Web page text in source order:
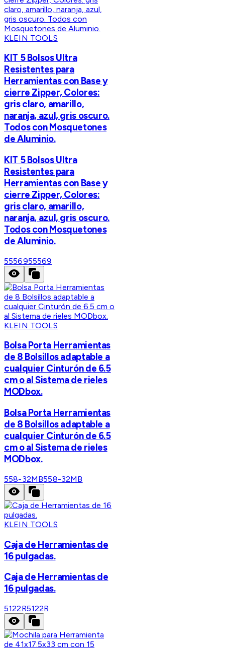
KLEIN TOOLS
KIT 5 Bolsos Ultra
Resistentes para
Herramientas con Base y
cierre Zipper, Colores:
gris claro, amarillo,
naranja, azul, gris oscuro.
Todos con Mosquetones
de Aluminio.
KIT 5 Bolsos Ultra
Resistentes para
Herramientas con Base y
cierre Zipper, Colores:
gris claro, amarillo,
naranja, azul, gris oscuro.
Todos con Mosquetones
de Aluminio.
5556955569
KLEIN TOOLS
Bolsa Porta Herramientas
de 8 Bolsillos adaptable a
cualquier Cinturón de 6.5
cm o al Sistema de rieles
MODbox.
Bolsa Porta Herramientas
de 8 Bolsillos adaptable a
cualquier Cinturón de 6.5
cm o al Sistema de rieles
MODbox.
558-32MB558-32MB
KLEIN TOOLS
Caja de Herramientas de
16 pulgadas.
Caja de Herramientas de
16 pulgadas.
5122R5122R